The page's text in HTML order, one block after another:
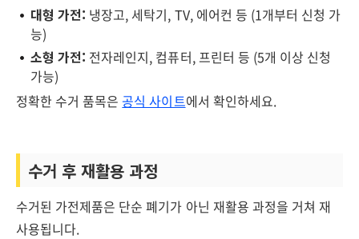
대형 가전: 냉장고, 세탁기, TV, 에어컨 등 (1개부터 신청 가
능)
소형 가전: 전자레인지, 컴퓨터, 프린터 등 (5개 이상 신청
가능)
정확한 수거 품목은 공식 사이트에서 확인하세요.
수거 후 재활용 과정
수거된 가전제품은 단순 폐기가 아닌 재활용 과정을 거쳐 재
사용됩니다.